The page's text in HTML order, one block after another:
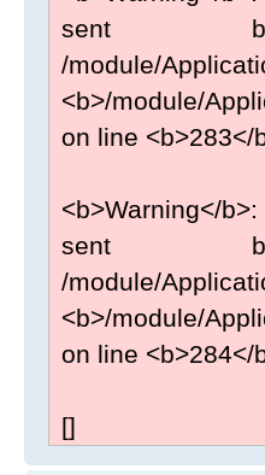
sent
/module/
<b>/module/
on line <b>283</
<b>Warning</
sent
/module/
<b>/module/
on line <b>284</
[]